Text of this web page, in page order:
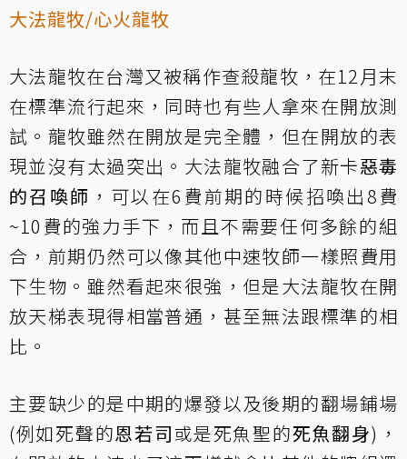
大法龍牧/心火龍牧
大法龍牧在台灣又被稱作查殺龍牧，在12月末
在標準流行起來，同時也有些人拿來在開放測
試。龍牧雖然在開放是完全體，但在開放的表
現並沒有太過突出。大法龍牧融合了新卡惡毒
的召喚師 ，可以在6費前期的時候招喚出8費
~10費的強力手下，而且不需要任何多餘的組
合，前期仍然可以像其他中速牧師一樣照費用
下生物。雖然看起來很強，但是大法龍牧在開
放天梯表現得相當普通，甚至無法跟標準的相
比。
主要缺少的是中期的爆發以及後期的翻場鋪場
(例如死聲的恩若司或是死魚聖的死魚翻身)，